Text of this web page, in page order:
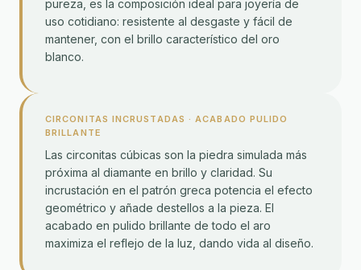
pureza, es la composición ideal para joyería de
uso cotidiano: resistente al desgaste y fácil de
mantener, con el brillo característico del oro
blanco.
CIRCONITAS INCRUSTADAS · ACABADO PULIDO
BRILLANTE
Las circonitas cúbicas son la piedra simulada más
próxima al diamante en brillo y claridad. Su
incrustación en el patrón greca potencia el efecto
geométrico y añade destellos a la pieza. El
acabado en pulido brillante de todo el aro
maximiza el reflejo de la luz, dando vida al diseño.